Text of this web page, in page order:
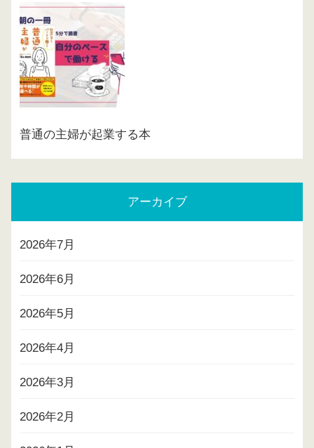
普通の主婦が起業する本
アーカイブ
2026年7月
2026年6月
2026年5月
2026年4月
2026年3月
2026年2月